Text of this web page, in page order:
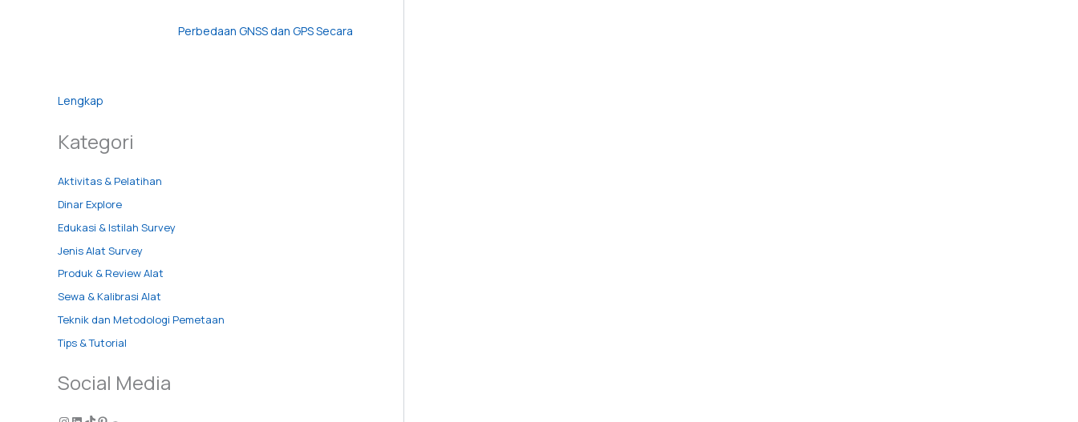
Perbedaan GNSS dan GPS Secara
Lengkap
Kategori
Aktivitas & Pelatihan
Dinar Explore
Edukasi & Istilah Survey
Jenis Alat Survey
Produk & Review Alat
Sewa & Kalibrasi Alat
Teknik dan Metodologi Pemetaan
Tips & Tutorial
Social Media